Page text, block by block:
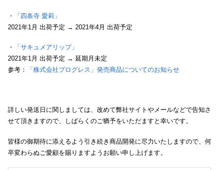
・
「四条寺 愛莉」
2021年1月 出荷予定 → 2021年4月 出荷予定
・
「サキュメアリップ」
2021年1月 出荷予定 → 延期月未定
参考：
「株式会社プログレス」発売商品についてのお知らせ
詳しい発送日に関しましては、改めて弊社サイトやメールなどで告知さ
せて頂きますので、しばらくのご猶予をいただますと幸いです。
皆様の御期待に添えるよう引き続き商品開発に尽力いたしますので、何
卒変わらぬご愛顧を賜りますようお願い申し上げます。